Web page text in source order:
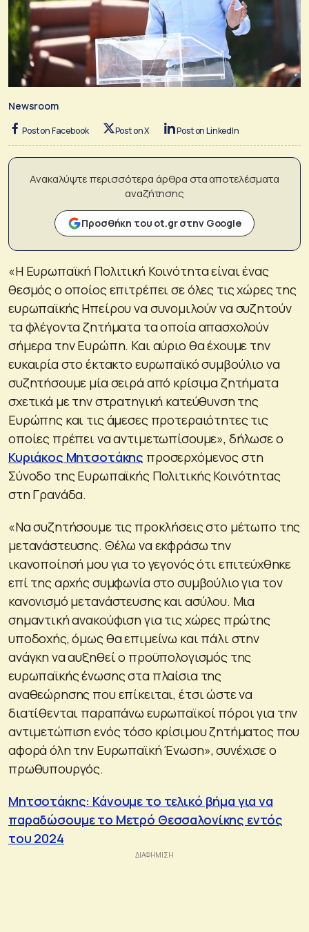
Newsroom
Post on Facebook Post on X Post on LinkedIn
Ανακαλύψτε περισσότερα άρθρα στα αποτελέσματα
αναζήτησης
Προσθήκη του ot.gr στην Google
«Η Ευρωπαϊκή Πολιτική Κοινότητα είναι ένας
θεσμός ο οποίος επιτρέπει σε όλες τις χώρες της
ευρωπαϊκής Ηπείρου να συνομιλούν να συζητούν
τα φλέγοντα ζητήματα τα οποία απασχολούν
σήμερα την Ευρώπη. Και αύριο θα έχουμε την
ευκαιρία στο έκτακτο ευρωπαϊκό συμβούλιο να
συζητήσουμε μία σειρά από κρίσιμα ζητήματα
σχετικά με την στρατηγική κατεύθυνση της
Ευρώπης και τις άμεσες προτεραιότητες τις
οποίες πρέπει να αντιμετωπίσουμε», δήλωσε ο
Κυριάκος Μητσοτάκης προσερχόμενος στη
Σύνοδο της Ευρωπαϊκής Πολιτικής Κοινότητας
στη Γρανάδα.
«Να συζητήσουμε τις προκλήσεις στο μέτωπο της
μετανάστευσης. Θέλω να εκφράσω την
ικανοποίησή μου για το γεγονός ότι επιτεύχθηκε
επί της αρχής συμφωνία στο συμβούλιο για τον
κανονισμό μετανάστευσης και ασύλου. Μια
σημαντική ανακούφιση για τις χώρες πρώτης
υποδοχής, όμως θα επιμείνω και πάλι στην
ανάγκη να αυξηθεί ο προϋπολογισμός της
ευρωπαϊκής ένωσης στα πλαίσια της
αναθεώρησης που επίκειται, έτσι ώστε να
διατίθενται παραπάνω ευρωπαϊκοί πόροι για την
αντιμετώπιση ενός τόσο κρίσιμου ζητήματος που
αφορά όλη την Ευρωπαϊκή Ένωση», συνέχισε ο
πρωθυπουργός.
Μητσοτάκης: Κάνουμε το τελικό βήμα για να
παραδώσουμε το Μετρό Θεσσαλονίκης εντός
του 2024